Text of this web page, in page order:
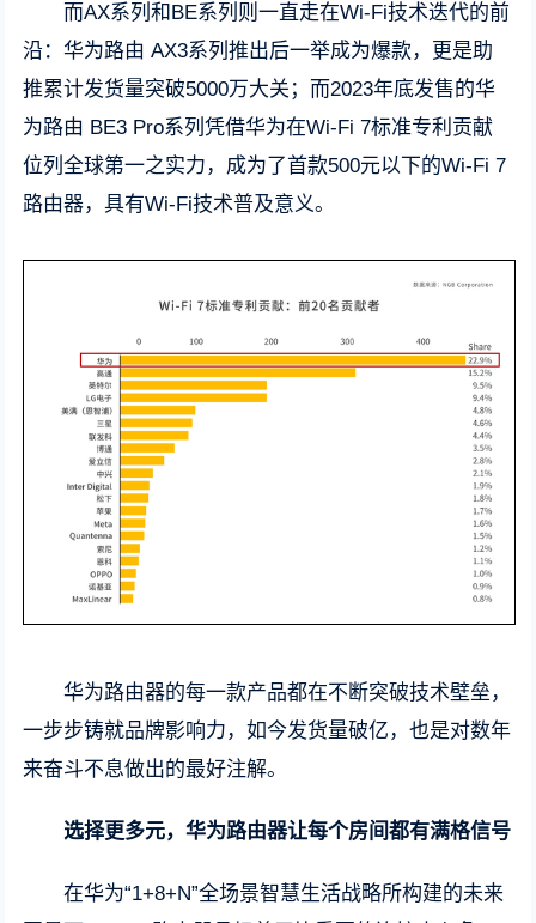
而AX系列和BE系列则一直走在Wi-Fi技术迭代的前
沿：华为路由 AX3系列推出后一举成为爆款，更是助
推累计发货量突破5000万大关；而2023年底发售的华
为路由 BE3 Pro系列凭借华为在Wi-Fi 7标准专利贡献
位列全球第一之实力，成为了首款500元以下的Wi-Fi 7
路由器，具有Wi-Fi技术普及意义。
华为路由器的每一款产品都在不断突破技术壁垒，
一步步铸就品牌影响力，如今发货量破亿，也是对数年
来奋斗不息做出的最好注解。
选择更多元，华为路由器让每个房间都有满格信号
在华为“1+8+N”全场景智慧生活战略所构建的未来